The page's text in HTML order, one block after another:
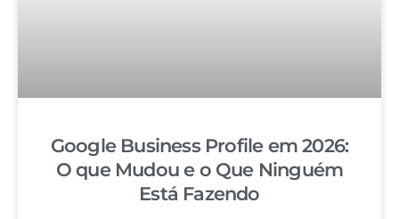
Google Business Profile em 2026:
O que Mudou e o Que Ninguém
Está Fazendo